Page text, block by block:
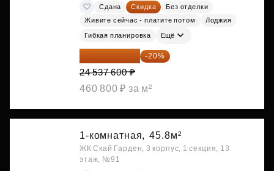
Сдана Скидка
Без отделки
Живите сейчас - платите потом
Лоджия
Гибкая планировка Ещё
19 630 080 ₽ -20%
24 537 600 ₽
460 800 ₽ за м²
1-комнатная, 45.8м²
ЖК Скай Гарден, 3 корпус, 1 секция, 13
этаж, №91